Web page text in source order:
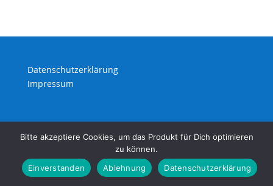
Datenschutzerklärung
Impressum
Bitte akzeptiere Cookies, um das Produkt für Dich optimieren
zu können.
Einverstanden
Ablehnung Datenschutzerklärung